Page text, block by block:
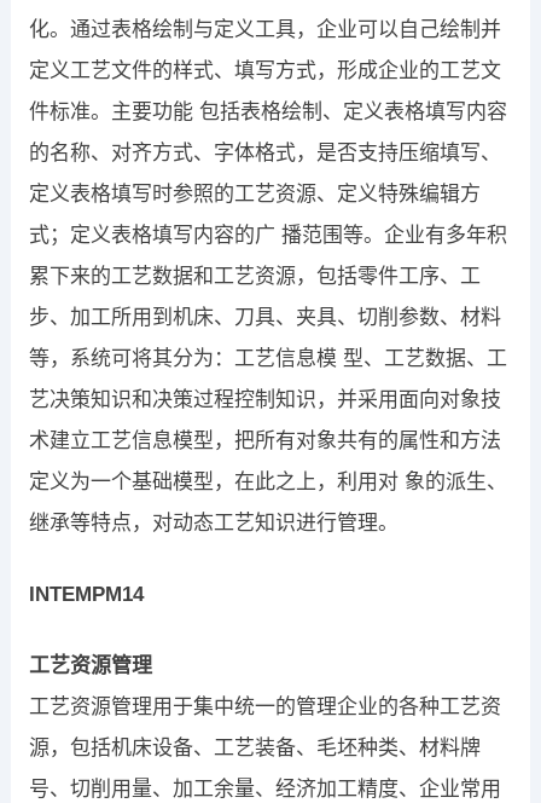
化。通过表格绘制与定义工具，企业可以自己绘制并
定义工艺文件的样式、填写方式，形成企业的工艺文
件标准。主要功能 包括表格绘制、定义表格填写内容
的名称、对齐方式、字体格式，是否支持压缩填写、
定义表格填写时参照的工艺资源、定义特殊编辑方
式；定义表格填写内容的广 播范围等。企业有多年积
累下来的工艺数据和工艺资源，包括零件工序、工
步、加工所用到机床、刀具、夹具、切削参数、材料
等，系统可将其分为：工艺信息模 型、工艺数据、工
艺决策知识和决策过程控制知识，并采用面向对象技
术建立工艺信息模型，把所有对象共有的属性和方法
定义为一个基础模型，在此之上，利用对 象的派生、
继承等特点，对动态工艺知识进行管理。
INTEMPM14
工艺资源管理
工艺资源管理用于集中统一的管理企业的各种工艺资
源，包括机床设备、工艺装备、毛坯种类、材料牌
号、切削用量、加工余量、经济加工精度、企业常用